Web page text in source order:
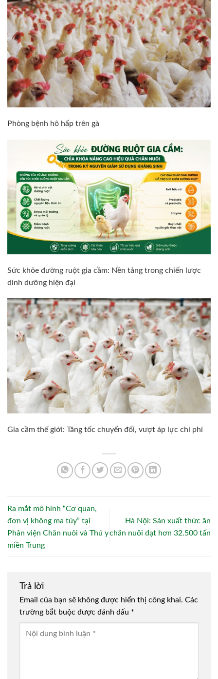
Phòng bệnh hô hấp trên gà
Sức khỏe đường ruột gia cầm: Nền tảng trong chiến lược
dinh dưỡng hiện đại
Gia cầm thế giới: Tăng tốc chuyển đổi, vượt áp lực chi phí
Ra mắt mô hình “Cơ quan,
đơn vị không ma túy” tại
Phân viện Chăn nuôi và Thú y
miền Trung
Hà Nội: Sản xuất thức ăn
chăn nuôi đạt hơn 32.500 tấn
Trả lời
Email của bạn sẽ không được hiển thị công khai. Các
trường bắt buộc được đánh dấu *